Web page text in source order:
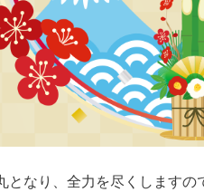
となり、全力を尽くします